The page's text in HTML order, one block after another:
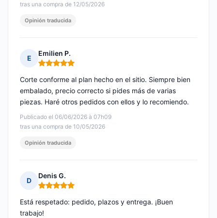
tras una compra de 12/05/2026
Opinión traducida
E
Emilien P.
Nota: 5 de 5
Publicado el 06/06/2026 à 07h09
tras una compra de 10/05/2026
Corte conforme al plan hecho en el sitio. Siempre bien
embalado, precio correcto si pides más de varias
piezas. Haré otros pedidos con ellos y lo recomiendo.
Opinión traducida
D
Denis G.
Nota: 5 de 5
Está respetado: pedido, plazos y entrega. ¡Buen
trabajo!